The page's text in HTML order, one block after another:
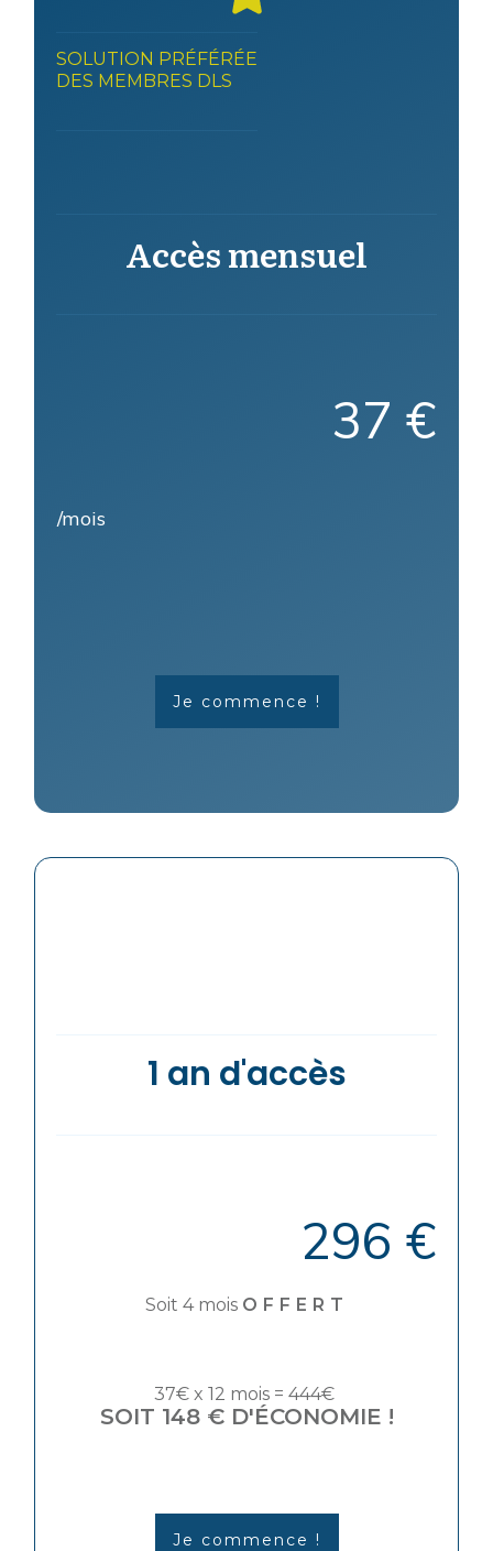
SOLUTION PRÉFÉRÉE
DES MEMBRES DLS
Accès mensuel
37 €
/mois
Je commence !
1 an d'accès
296 €
Soit 4 mois OFFERT
37€ x 12 mois = 444€
SOIT 148 € D'ÉCONOMIE !
Je commence !